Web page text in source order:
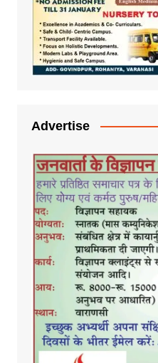
Advertise